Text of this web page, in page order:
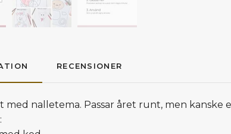
RECENSIONER
med nalletema. Passar året runt, men